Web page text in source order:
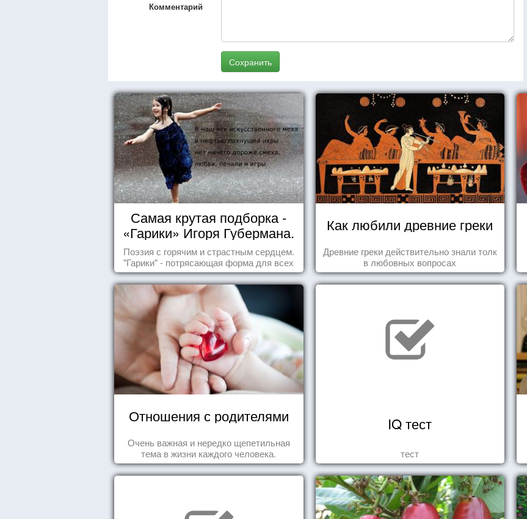
Комментарий
Сохранить
Самая крутая подборка -
«Гарики» Игоря Губермана.
Читайте, получайте
удовольствие!
Поэзия с горячим и страстным сердцем.
"Гарики" - потрясающая форма для всех
случаев жизни.
Как любили древние греки
Древние греки действительно знали толк
в любовных вопросах
Отношения с родителями
Очень важная и нередко щепетильная
тема в жизни каждого человека.
IQ тест
тест